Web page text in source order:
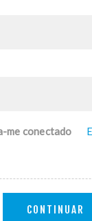
me conectado
CONTINUAR